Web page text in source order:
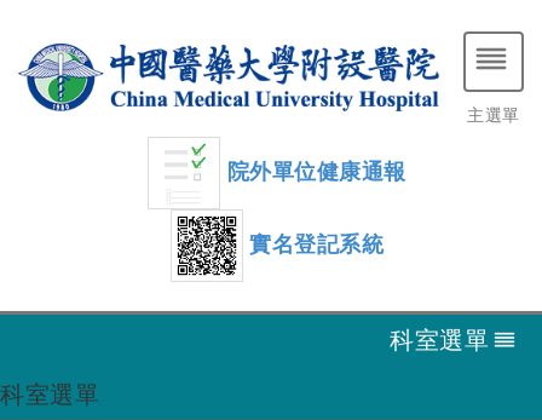
院外單位健康通報
實名登記系統
主選單
科室選單
科室選單